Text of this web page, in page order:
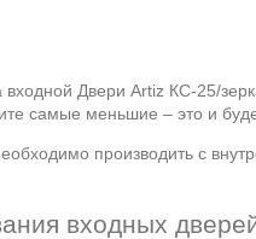
Двери Artiz КС-25/
самые меньшие – это и
производить с
входных